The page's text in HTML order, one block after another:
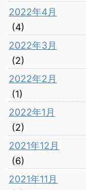
2022年4月
(4)
2022年3月
(2)
2022年2月
(1)
2022年1月
(2)
2021年12月
(6)
2021年11月